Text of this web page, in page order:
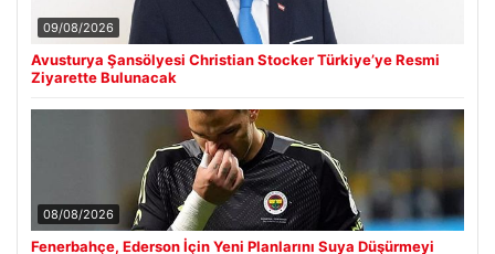
09/08/2026
Avusturya Şansölyesi Christian Stocker Türkiye’ye Resmi
Ziyarette Bulunacak
08/08/2026
Fenerbahçe, Ederson İçin Yeni Planlarını Suya Düşürmeyi